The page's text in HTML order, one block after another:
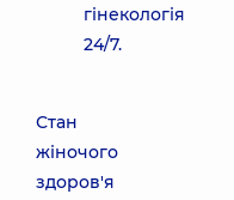
гінекологія
24/7.
Стан
жіночого
здоров'я